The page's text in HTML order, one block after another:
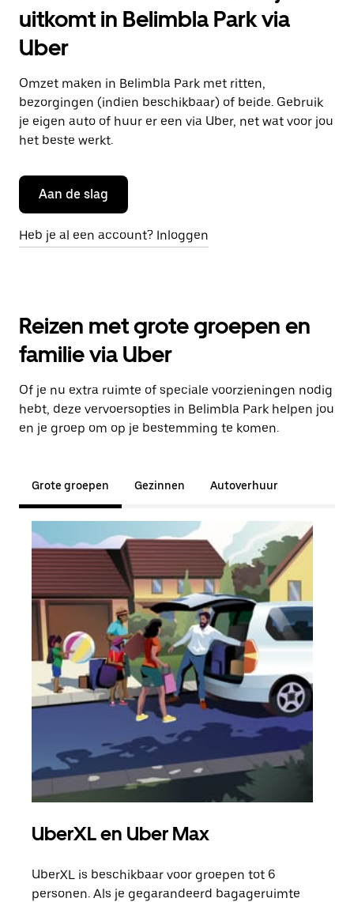
uitkomt in Belimbla Park via
Uber
Omzet maken in Belimbla Park met ritten,
bezorgingen (indien beschikbaar) of beide. Gebruik
je eigen auto of huur er een via Uber, net wat voor jou
het beste werkt.
Aan de slag
Heb je al een account? Inloggen
Reizen met grote groepen en
familie via Uber
Of je nu extra ruimte of speciale voorzieningen nodig
hebt, deze vervoersopties in Belimbla Park helpen jou
en je groep om op je bestemming te komen.
Grote groepen Gezinnen Autoverhuur
UberXL en Uber Max
UberXL is beschikbaar voor groepen tot 6
personen. Als je gegarandeerd bagageruimte